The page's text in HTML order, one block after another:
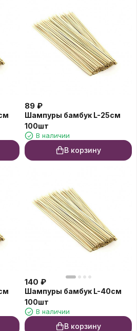
89 ₽
Шампуры бамбук L-25см
100шт
В наличии
В корзину
140 ₽
Шампуры бамбук L-40см
100шт
В наличии
В корзину